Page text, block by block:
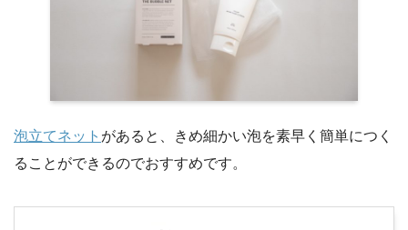
泡立てネット があると、きめ細かい泡を素早く簡単につく
ることができるのでおすすめです。